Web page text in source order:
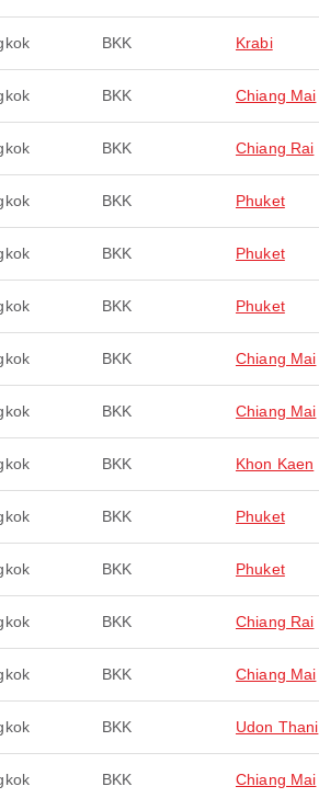
BKK Krabi
BKK Chiang Mai
BKK Chiang Rai
BKK Phuket
BKK Phuket
BKK Phuket
BKK Chiang Mai
BKK Chiang Mai
BKK Khon Kaen
BKK Phuket
BKK Phuket
BKK Chiang Rai
BKK Chiang Mai
BKK Udon Thani
BKK Chiang Mai